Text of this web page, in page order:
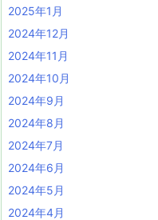
2025年1月
2024年12月
2024年11月
2024年10月
2024年9月
2024年8月
2024年7月
2024年6月
2024年5月
2024年4月